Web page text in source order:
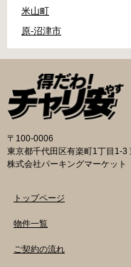
米山町
原-沼津市
〒100-0006
東京都千代田区有楽町1丁目1-3
株式会社パーキングマーケット
トップページ
物件一覧
ご契約の流れ